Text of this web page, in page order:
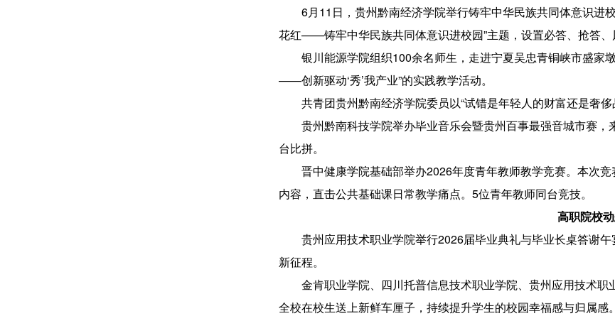
6月11日，贵州黔南经济学院举行铸牢中华民族共同体意识进
花红——铸牢中华民族共同体意识进校园”主题，设置必答、抢答、
银川能源学院组织100余名师生，走进宁夏吴忠青铜峡市盛家
——创新驱动‘秀’我产业”的实践教学活动。
共青团贵州黔南经济学院委员以“试错是年轻人的财富还是奢侈
贵州黔南科技学院举办毕业音乐会暨贵州百事最强音城市赛
台比拼。
晋中健康学院基础部举办2026年度青年教师教学竞赛。本次
内容，直击公共基础课日常教学痛点。5位青年教师同台竞技。
高职院校
贵州应用技术职业学院举行2026届毕业典礼与毕业长桌答谢
新征程。
金肯职业学院、四川托普信息技术职业学院、贵州应用技术
全校在校生送上新鲜车厘子，持续提升学生的校园幸福感与归属感。